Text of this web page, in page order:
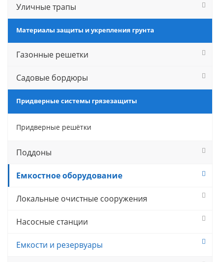
Уличные трапы
Материалы защиты и укрепления грунта
Газонные решетки
Садовые бордюры
Придверные системы грязезащиты
Придверные решётки
Поддоны
Емкостное оборудование
Локальные очистные сооружения
Насосные станции
Емкости и резервуары